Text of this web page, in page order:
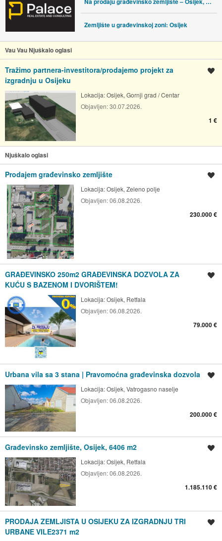
Zemljište u građevinskoj zoni: Osijek
Vau Vau Njuškalo oglasi
Tražimo partnera-investitora/prodajemo projekt za
izgradnju u Osijeku
Lokacija:Osijek, Gornji grad / Centar
Objavljen:30.07.2026.
1 €
Njuškalo oglasi
Prodajem građevinsko zemljište
Lokacija:Osijek, Zeleno polje
Objavljen:06.08.2026.
230.000 €
GRAĐEVINSKO 250m2 GRAĐEVINSKA DOZVOLA ZA
KUĆU S BAZENOM I DVORIŠTEM!
Lokacija:Osijek, Retfala
Objavljen:06.08.2026.
79.000 €
Urbana vila sa 3 stana | Pravomoćna građevinska dozvola
Lokacija:Osijek, Vatrogasno naselje
Objavljen:06.08.2026.
200.000 €
Građevinsko zemljište, Osijek, 6406 m2
Lokacija:Osijek, Retfala
Objavljen:06.08.2026.
1.185.110 €
PRODAJA ZEMLJISTA U OSIJEKU ZA IZGRADNJU TRI
URBANE VILE2371 m2